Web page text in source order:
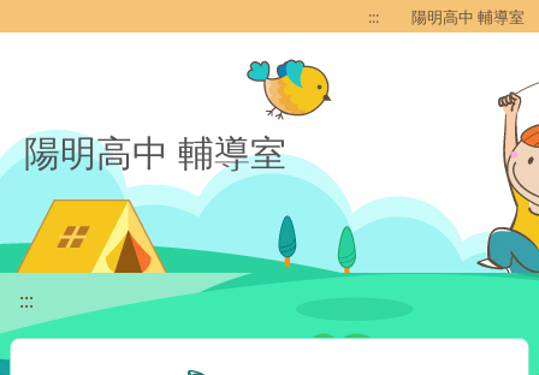
::: 陽明高中 輔導室
陽明高中 輔導室
:::